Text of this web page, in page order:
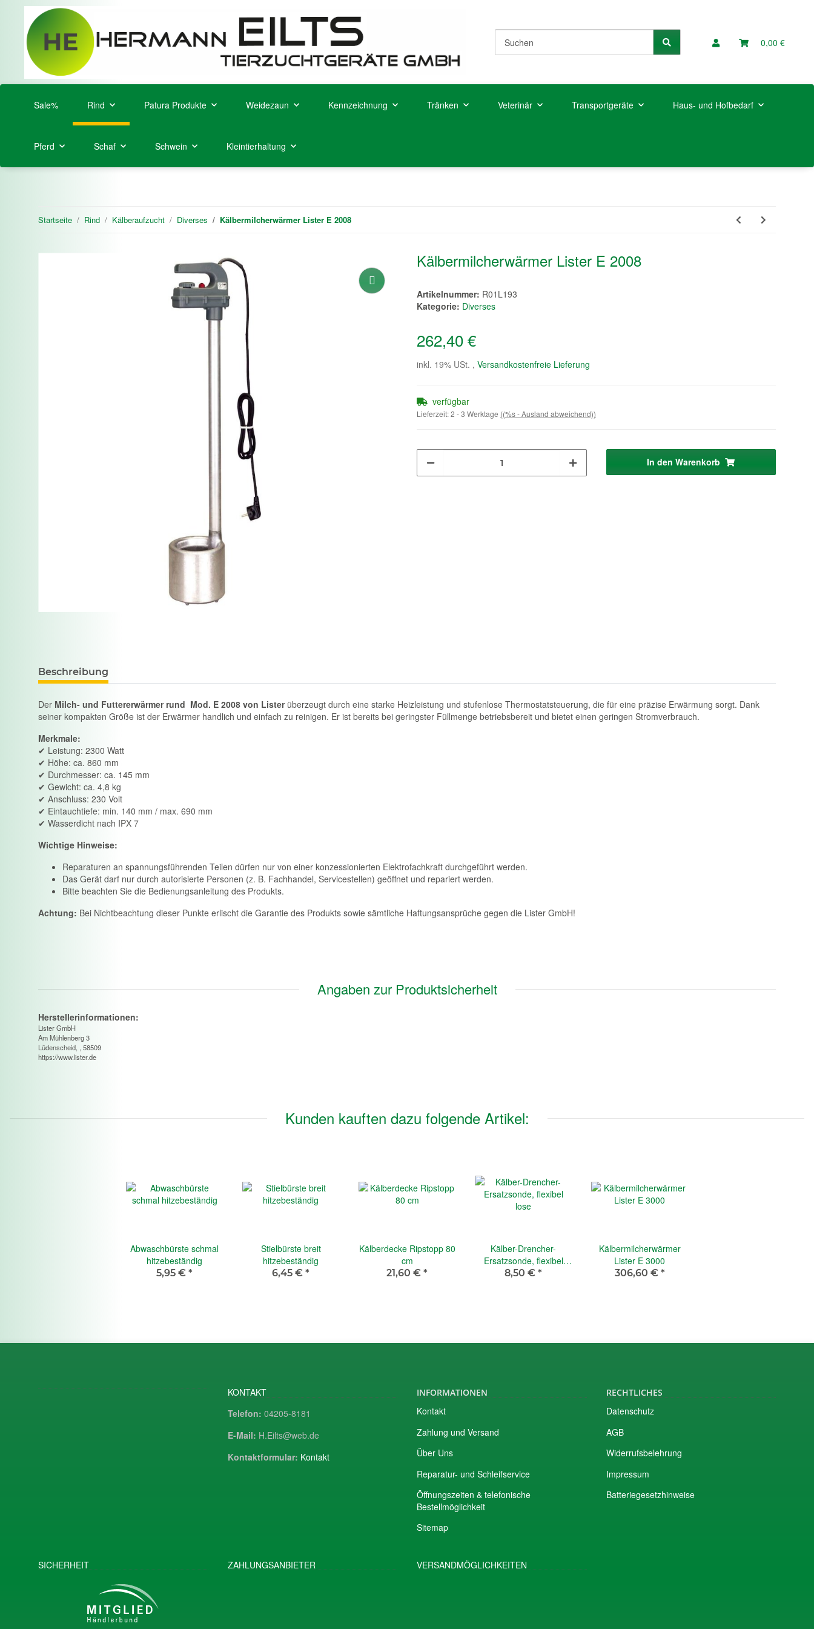
0,00 €
Sale% Rind Patura Produkte Weidezaun Kennzeichnung Tränken Veterinär Transportgeräte Haus- und Hofbedarf
Pferd Schaf Schwein Kleintierhaltung
Startseite Rind Kälberaufzucht Diverses Kälbermilcherwärmer Lister E 2008
Kälbermilcherwärmer Lister E 2008
Artikelnummer: R01L193
Kategorie: Diverses
262,40 €
inkl. 19% USt. , Versandkostenfreie Lieferung
verfügbar
Lieferzeit:2 - 3 Werktage ((%s - Ausland abweichend))
In den Warenkorb
Beschreibung
Der Milch- und Futtererwärmer rund Mod. E 2008 von Listerüberzeugt durch eine starke Heizleistung und stufenlose Thermostatsteuerung, die für eine präzise Erwärmung sorgt. Dank
seiner kompakten Größe ist der Erwärmer handlich und einfach zu reinigen. Er ist bereits bei geringster Füllmenge betriebsbereit und bietet einen geringen Stromverbrauch.
Merkmale:
✔ Leistung: 2300 Watt
✔ Höhe: ca. 860 mm
✔ Durchmesser: ca. 145 mm
✔ Gewicht: ca. 4,8 kg
✔ Anschluss: 230 Volt
✔ Eintauchtiefe: min. 140 mm / max. 690 mm
✔ Wasserdicht nach IPX 7
Wichtige Hinweise:
Reparaturen an spannungsführenden Teilen dürfen nur von einer konzessionierten Elektrofachkraft durchgeführt werden.
Das Gerät darf nur durch autorisierte Personen (z. B. Fachhandel, Servicestellen) geöffnet und repariert werden.
Bitte beachten Sie die Bedienungsanleitung des Produkts.
Achtung: Bei Nichtbeachtung dieser Punkte erlischt die Garantie des Produkts sowie sämtliche Haftungsansprüche gegen die Lister GmbH!
Angaben zur Produktsicherheit
Herstellerinformationen:
Lister GmbH
Am Mühlenberg 3
Lüdenscheid, , 58509
https://www.lister.de
Kunden kauften dazu folgende Artikel:
Abwaschbürste schmal
hitzebeständig
5,95 € *
Stielbürste breit
hitzebeständig
6,45 € *
Kälberdecke Ripstopp 80
cm
21,60 € *
Kälber-Drencher-
Ersatzsonde, flexibel
lose
8,50 € *
Kälbermilcherwärmer
Lister E 3000
306,60 € *
KONTAKT
Telefon: 04205-8181
E-Mail: H.Eilts@web.de
Kontaktformular: Kontakt
INFORMATIONEN
Kontakt
Zahlung und Versand
Über Uns
Reparatur- und Schleifservice
Öffnungszeiten & telefonische
Bestellmöglichkeit
Sitemap
RECHTLICHES
Datenschutz
AGB
Widerrufsbelehrung
Impressum
Batteriegesetzhinweise
SICHERHEIT ZAHLUNGSANBIETER VERSANDMÖGLICHKEITEN